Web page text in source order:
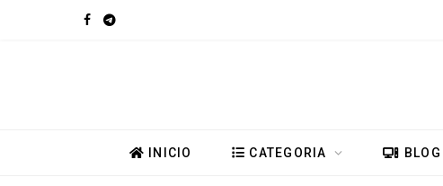
F T
INICIO CATEGORIA BLOG